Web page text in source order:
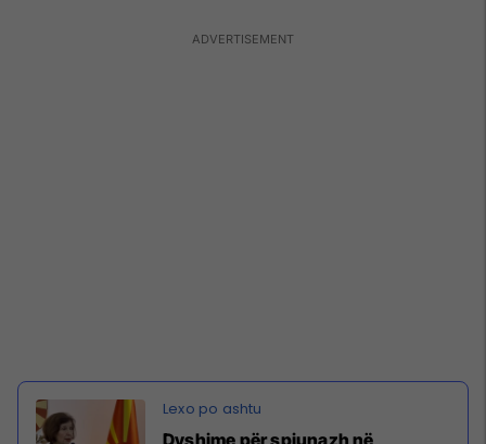
Dyshime për spiunazh në